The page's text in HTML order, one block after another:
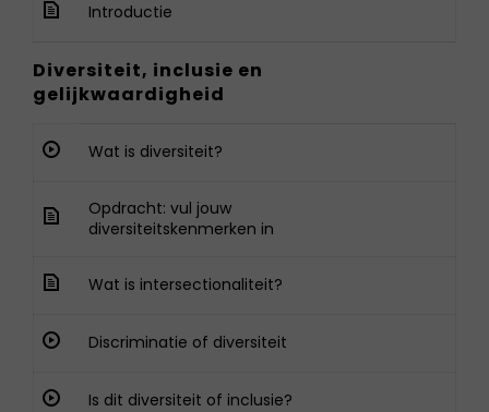
Introductie
Diversiteit, inclusie en
gelijkwaardigheid
Wat is diversiteit?
Opdracht: vul jouw
diversiteitskenmerken in
Wat is intersectionaliteit?
Discriminatie of diversiteit
Is dit diversiteit of inclusie?